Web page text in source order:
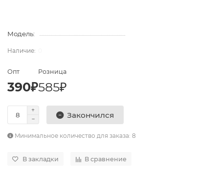
Модель:
Опт
390₽
Розница
585₽
Закончился
Минимальное количество для заказа: 8
В закладки В сравнение